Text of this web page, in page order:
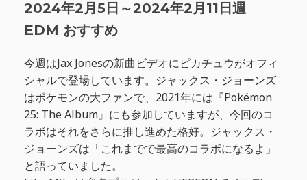
2024年2月5日～2024年2月11日週
EDM おすすめ
今週はJax Jonesの新曲ビデオにピカチュウがオフィ
シャルで登場しています。ジャックス・ジョーンズ
はポケモンの大ファンで、2021年には『Pokémon
25: The Album』にも参加していますが、今回のコ
ラボはそれをさらに推し進めた格好。ジャックス・
ジョーンズは「これまでで最高のコラボになるよ」
と語っていました。